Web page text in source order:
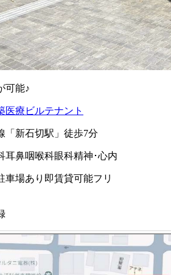
可能♪
医療ビルテナント
「新石切駅」徒歩7分
耳鼻咽喉科眼科精神･心内
車場あり 即賃貸可能フリ